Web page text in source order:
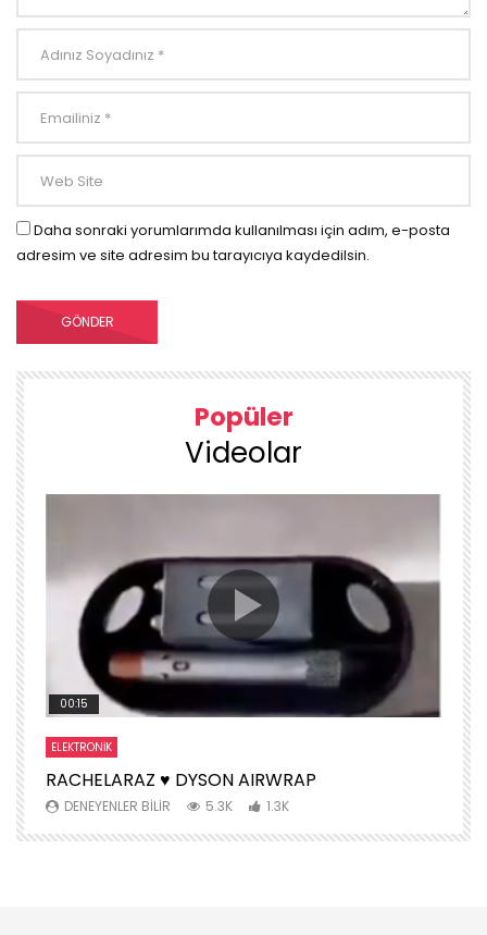
Daha sonraki yorumlarımda kullanılması için adım, e-posta
adresim ve site adresim bu tarayıcıya kaydedilsin.
Popüler
Videolar
00:15
ELEKTRONIK
RACHELARAZ ♥️ DYSON AIRWRAP
DENEYENLER BILIR 5.3K 1.3K